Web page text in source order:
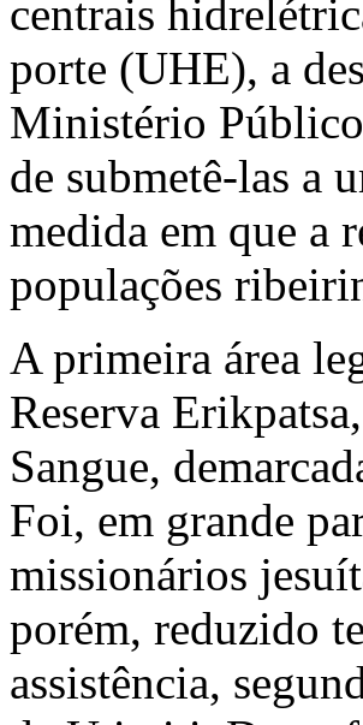
centrais
porte (UHE), a
Ministério
de submetê-las a
medida em que a
populações
A primeira área
Reserva
Sangue,
Foi, em grande
missionários
porém, reduzido
assistência,